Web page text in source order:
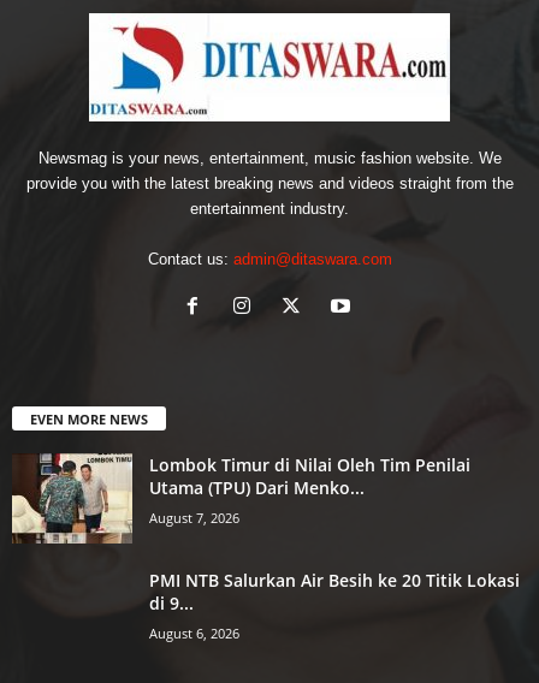
Newsmag is your news, entertainment, music fashion website. We
provide you with the latest breaking news and videos straight from the
entertainment industry.
Contact us: admin@ditaswara.com
EVEN MORE NEWS
Lombok Timur di Nilai Oleh Tim Penilai
Utama (TPU) Dari Menko...
August 7, 2026
PMI NTB Salurkan Air Besih ke 20 Titik Lokasi
di 9...
August 6, 2026